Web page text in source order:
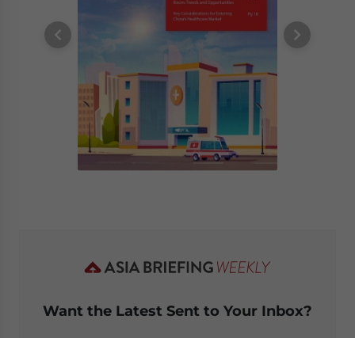
Want the Latest Sent to Your Inbox?